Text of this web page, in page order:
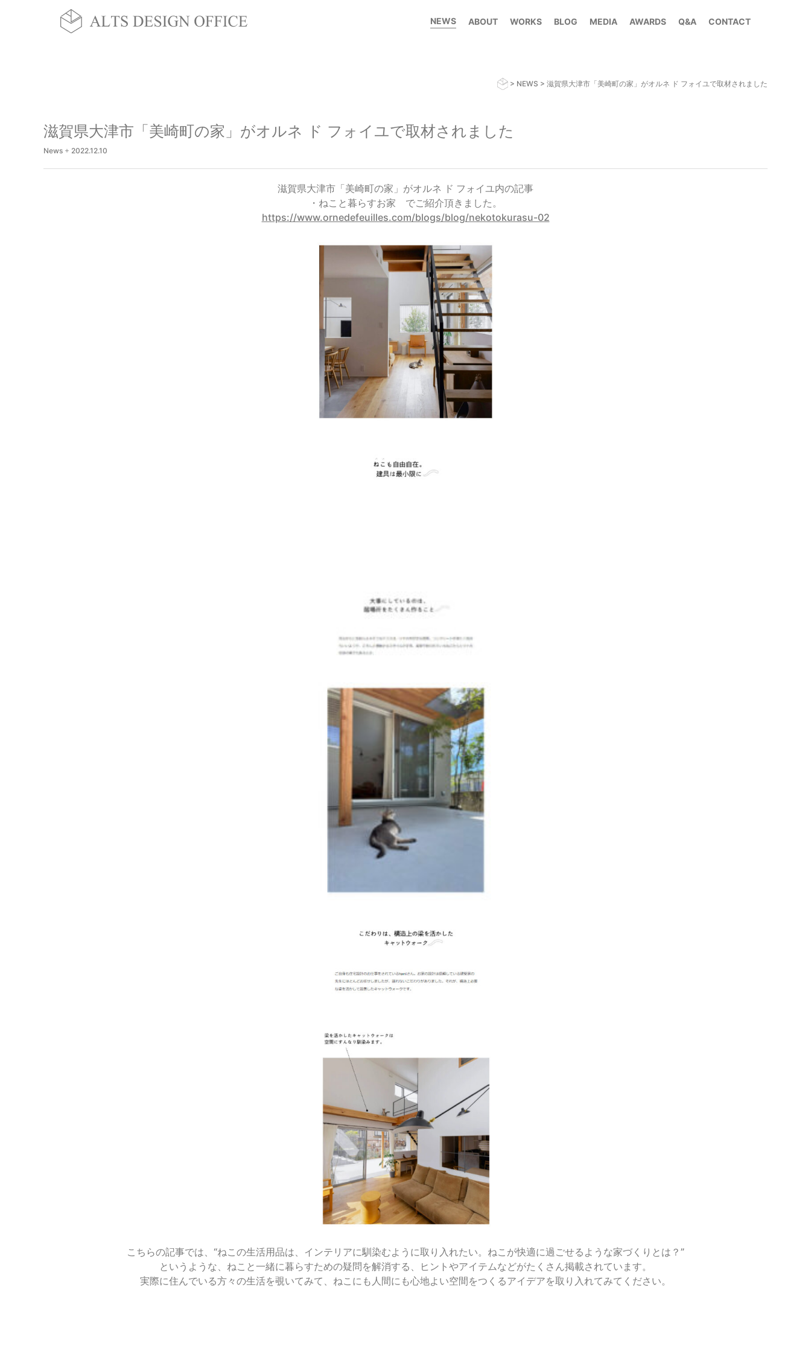
NEWS ABOUT WORKS BLOG MEDIA AWARDS Q&A CONTACT
> NEWS > 滋賀県大津市「美崎町の家」がオルネ ド フォイユで取材されました
滋賀県大津市「美崎町の家」がオルネ ド フォイユで取材されました
News + 2022.12.10
滋賀県大津市「美崎町の家」がオルネ ド フォイユ内の記事
・ねこと暮らすお家 でご紹介頂きました。
https://www.ornedefeuilles.com/blogs/blog/nekotokurasu-02
こちらの記事では、“ねこの生活用品は、インテリアに馴染むように取り入れたい。ねこが快適に過ごせるような家づくりとは？”
というような、ねこと一緒に暮らすための疑問を解消する、ヒントやアイテムなどがたくさん掲載されています。
実際に住んでいる方々の生活を覗いてみて、ねこにも人間にも心地よい空間をつくるアイデアを取り入れてみてください。